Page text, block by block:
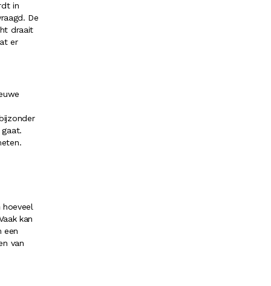
in
De
draait
er
kan
een
van